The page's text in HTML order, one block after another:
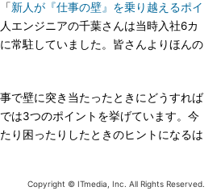
新人が『仕事の壁』を乗り越えるポイ
エンジニアの千葉さんは当時入社6カ
常駐していました。皆さんよりほんの
で壁に突き当たったときにどうすれば
は3つのポイントを挙げています。今
り困ったりしたときのヒントになるは
Copyright © ITmedia, Inc. All Rights Reserved.